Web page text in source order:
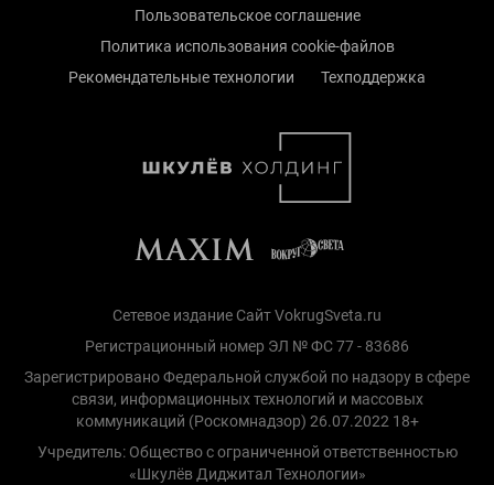
Пользовательское соглашение
Политика использования cookie-файлов
Рекомендательные технологии
Техподдержка
Сетевое издание Сайт VokrugSveta.ru
Регистрационный номер ЭЛ № ФС 77 - 83686
Зарегистрировано Федеральной службой по надзору в сфере
связи, информационных технологий и массовых
коммуникаций (Роскомнадзор) 26.07.2022 18+
Учредитель: Общество с ограниченной ответственностью
«Шкулёв Диджитал Технологии»